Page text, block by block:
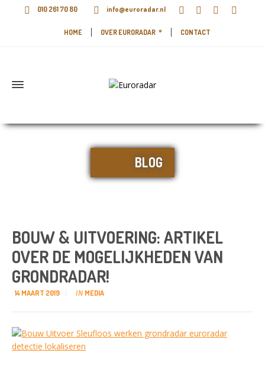
010 261 70 80 info@euroradar.nl
HOME OVER EURORADAR CONTACT
BLOG
BOUW & UITVOERING: ARTIKEL
OVER DE MOGELIJKHEDEN VAN
GRONDRADAR!
14 MAART 2019 IN MEDIA